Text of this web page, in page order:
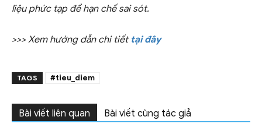
liệu phức tạp để hạn chế sai sót.
>>> Xem hướng dẫn chi tiết tại đây
TAGS #tieu_diem
Bài viết liên quan Bài viết cùng tác giả